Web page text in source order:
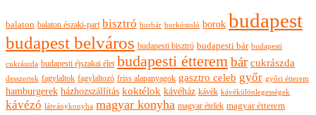
balaton balaton északi-part bisztró borbár borkóstoló borok budapest
budapest belváros budapesti bisztró budapesti bár budapesti
cukrászda budapesti éjszakai élet budapesti étterembár cukrászda
desszertek fagylaltok fagylaltozó friss alapanyagok gasztro celeb győr győri étterem
hamburgerek házhozszállítás koktélok kávéház kávék kávékülönlegességek
kávézó látványkonyha magyar konyha magyar ételek magyar étterem